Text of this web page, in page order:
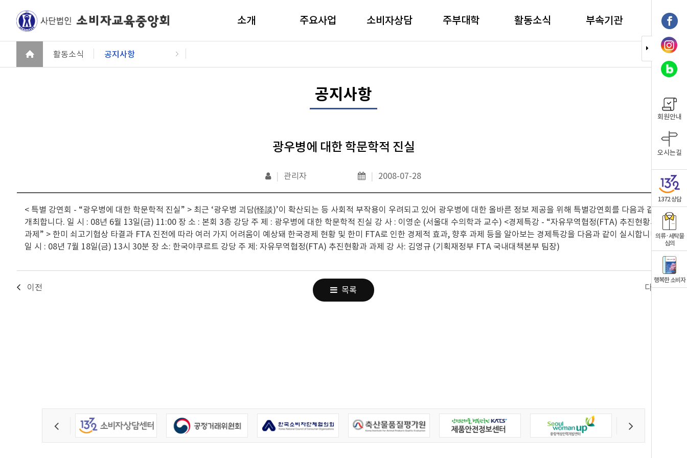
회원안내
오시는길
1372 상담
의류·세탁물
심의
행복한 소비자
소개 주요사업 소비자상담 주부대학 활동소식 부속기관
활동소식 공지사항
공지사항
광우병에 대한 학문학적 진실
관리자 2008-07-28
< 특별 강연회 - “광우병에 대한 학문학적 진실” > 최근 ‘광우병 괴담(怪談)’이 확산되는 등 사회적 부작용이 우려되고 있어 광우병에 대한 올바른 정보 제공을 위해 특별강연회를 다음과 같이
개최합니다. 일 시 : 08년 6월 13일(금) 11:00 장 소 : 본회 3층 강당 주 제 : 광우병에 대한 학문학적 진실 강 사 : 이영순 (서울대 수의학과 교수) <경제특강 - “자유무역협정(FTA) 추진현황과
과제” > 한미 쇠고기협상 타결과 FTA 진전에 따라 여러 가지 어려움이 예상돼 한국경제 현황 및 한미 FTA로 인한 경제적 효과, 향후 과제 등을 알아보는 경제특강을 다음과 같이 실시합니다.
일 시 : 08년 7월 18일(금) 13시 30분 장 소: 한국야쿠르트 강당 주 제: 자유무역협정(FTA) 추진현황과 과제 강 사: 김영규 (기획재정부 FTA 국내대책본부 팀장)
이전 다음
목록